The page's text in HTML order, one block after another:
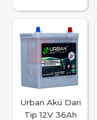
Urban Akü Dari
Tip 12V 36Ah